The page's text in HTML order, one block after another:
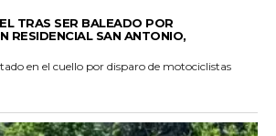
TRAS SER BALEADO POR
RESIDENCIAL SAN ANTONIO,
en el cuello por disparo de motociclistas